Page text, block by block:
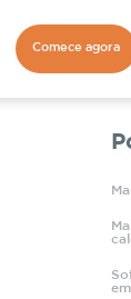
Comece agora